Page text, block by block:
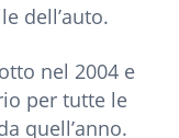
dell’auto.
nel 2004 e
per tutte le
quell’anno.